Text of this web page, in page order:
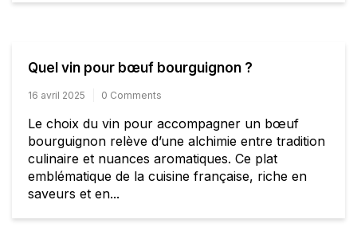
Quel vin pour bœuf bourguignon ?
16 avril 2025 0 Comments
Le choix du vin pour accompagner un bœuf
bourguignon relève d’une alchimie entre tradition
culinaire et nuances aromatiques. Ce plat
emblématique de la cuisine française, riche en
saveurs et en...